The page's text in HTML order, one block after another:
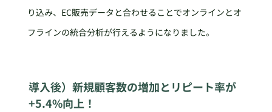
り込み、EC販売データと合わせることでオンラインとオ
フラインの統合分析が行えるようになりました。
導入後）新規顧客数の増加とリピート率が
+5.4%向上！